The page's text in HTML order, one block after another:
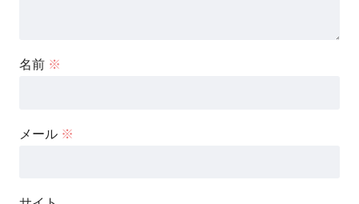
名前 ※
メール ※